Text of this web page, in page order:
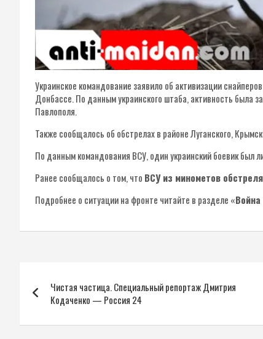
Украинское командование заявило об активизации
Донбассе. По данным украинского штаба, активность была
Павлополя.
Также сообщалось об обстрелах в районе Луганского,
По данным командования ВСУ, один украинский боевик был
Ранее сообщалось о том, что ВСУ из минометов
Подробнее о ситуации на фронте читайте в разделе «
по
записям
Чистая частица. Специальный репортаж Дмитрия
Кодаченко — Россия 24